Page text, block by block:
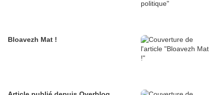
Bloavezh Mat !